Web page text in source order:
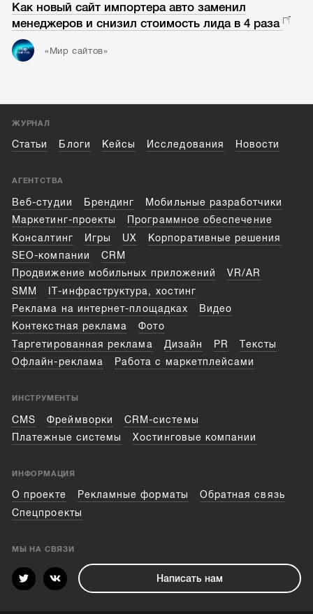
Как новый сайт импортера авто заменил
менеджеров и снизил стоимость лида в 4 раза
«Мир сайтов»
ЖУРНАЛ
Статьи Блоги Кейсы Исследования Новости
АГЕНТСТВА
Веб-студии Брендинг
Мобильные разработчики
Маркетинг-проекты
Программное обеспечение
Консалтинг
Игры UX
Корпоративные решения
SEO-компании
CRM
Продвижение мобильных приложений
VR/AR
SMM
IT-инфраструктура, хостинг
Реклама на интернет-площадках
Видео
Контекстная реклама
Фото
Таргетированная реклама
Дизайн PR
Тексты
Офлайн-реклама
Работа с маркетплейсами
ИНСТРУМЕНТЫ
CMS Фреймворки
CRM-системы
Платежные системы
Хостинговые компании
ИНФОРМАЦИЯ
О проекте Рекламные форматы
Обратная связь
Спецпроекты
МЫ НА СВЯЗИ
Написать нам